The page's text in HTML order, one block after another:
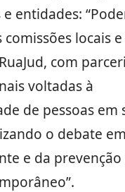
entidades:
locais
com
voltadas à
de pessoas em
o debate
e da